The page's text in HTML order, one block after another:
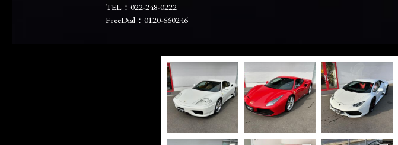
TEL：022-248-0222
FreeDial：0120-660246